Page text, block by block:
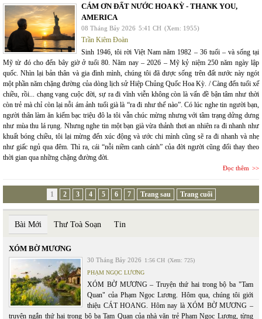
CÁM ƠN ĐẤT NƯỚC HOA KỲ - THANK YOU,
AMERICA
08 Tháng Bảy 2026 5:41 CH (Xem: 1955)
Trần Kiêm Đoàn
Sinh 1946, tôi rời Việt Nam năm 1982 – 36 tuổi – và sống tại
Mỹ từ đó cho đến bây giờ ở tuổi 80. Năm nay – 2026 – Mỹ kỷ niệm 250 năm ngày lập
quốc. Nhìn lại bản thân và gia đình mình, chúng tôi đã được sống trên đất nước này ngót
một phần năm chặng đường của dòng lịch sử Hiệp Chủng Quốc Hoa Kỳ. / Càng đến tuổi xế
chiều, rồi... chạng vạng cuộc đời, sự ra đi vĩnh viễn không còn là vấn đề bận tâm như thời
còn trẻ mà chỉ còn lại nỗi ám ảnh tuổi già là “ra đi như thế nào”. Có lúc nghe tin người bạn,
người thân làm ăn kiếm bạc triệu đô la tôi vẫn chúc mừng nhưng với tâm trạng dửng dưng
như mùa thu lá rụng. Nhưng nghe tin một bạn già vừa thảnh thơi an nhiên ra đi nhanh như
khuất bóng chiều, tôi lại mừng đến xúc động và ước chi mình cũng sẽ ra đi nhanh và nhẹ
như giấc ngủ qua đêm. Thì ra, cái “nỗi niềm canh cánh” của đời người cũng đổi thay theo
thời gian qua những chặng đường đời.
Đọc thêm
1 2 3 4 5 6 7 Trang sau Trang cuối
Bài Mới Thư Toà Soạn Tin
XÓM BỜ MƯƠNG
30 Tháng Bảy 2026 1:56 CH (Xem: 725)
PHẠM NGỌC LƯƠNG
XÓM BỜ MƯƠNG – Truyện thứ hai trong bộ ba "Tam
Quan" của Phạm Ngọc Lương. Hôm qua, chúng tôi giới
thiệu CÁT HOANG. Hôm nay là XÓM BỜ MƯƠNG –
truyện ngắn thứ hai trong bộ ba Tam Quan của nhà văn trẻ Phạm Ngọc Lương, từng